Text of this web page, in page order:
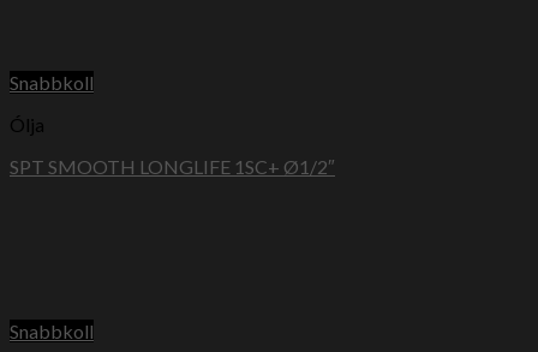
Snabbkoll
Ólja
SPT SMOOTH LONGLIFE 1SC+ Ø1/2″
Snabbkoll